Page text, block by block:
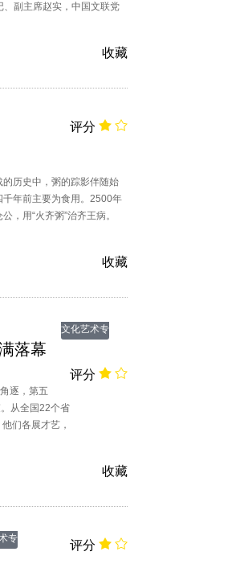
副主席赵实，中国文联党
中国文联副主席杨承志、
收藏
评分
历史中，粥的踪影伴随始
年前主要为食用。2500年
，用“火齐粥”治齐王病。
收藏
落幕
文化艺术专
评分
逐，第五
从全国22个省
们各展才艺，
感到高兴，
收藏
专
评分